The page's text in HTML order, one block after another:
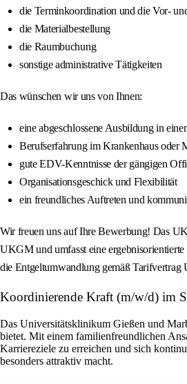
die Terminkoordination und die Vor-
die Materialbestellung
die Raumbuchung
sonstige administrative Tätigkeiten
Das wünschen wir uns von Ihnen:
eine abgeschlossene Ausbildung in
Berufserfahrung im Krankenhaus oder
gute EDV-Kenntnisse der gängigen
Organisationsgeschick und Flexibilität
ein freundliches Auftreten und
Wir freuen uns auf Ihre Bewerbung! Das
UKGM und umfasst eine
die Entgeltumwandlung gemäß
Koordinierende Kraft (m/w/d) im
Das Universitätsklinikum Gießen und
bietet. Mit einem familienfreundlichen
Karriereziele zu erreichen und sich
besonders attraktiv macht.